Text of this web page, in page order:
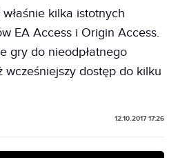
właśnie kilka istotnych
EA Access i Origin Access.
gry do nieodpłatnego
wcześniejszy dostęp do kilku
12.10.2017 17:26